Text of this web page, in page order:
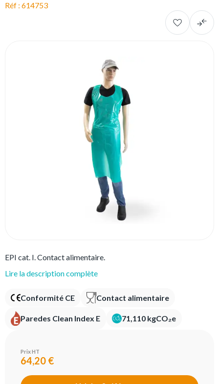
Réf : 614753
EPI cat. I. Contact alimentaire.
Lire la description complète
Conformité CE Contact alimentaire
Paredes Clean Index E 71,110 kgCO₂e
Prix HT
64,20 €